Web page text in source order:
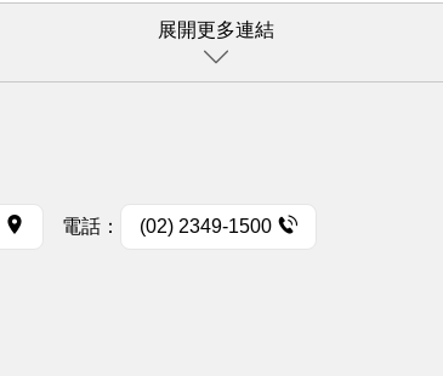
展開更多連結
電話： (02) 2349-1500